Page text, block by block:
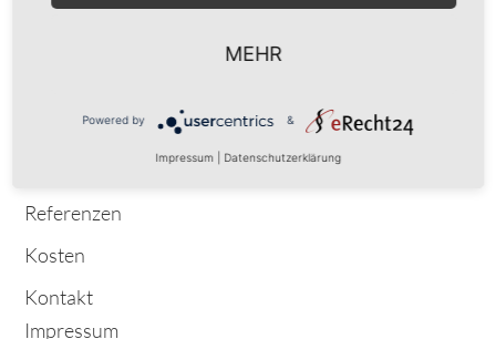
Supervision
Referenzen
Kosten
Kontakt
Impressum
MEHR
Powered by &
Impressum Datenschutzerklärung